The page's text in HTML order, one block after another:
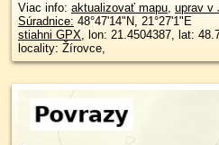
Viac info: aktualizovať mapu, uprav v
Súradnice: 48°47'14"N, 21°27'1"E
stiahni GPX, lon: 21.4504387, lat:
locality: Žírovce,